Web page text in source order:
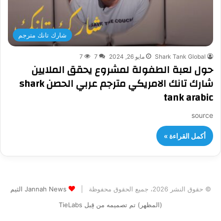
شارك تانك مترجم
Shark Tank Global مايو 26, 2024 7
7
حول لعبة الطفولة لمشروع يحقق الملايين
شارك تانك الامريكي مترجم عربي الحصن shark
tank arabic
source
أكمل القراءة »
© حقوق النشر 2026، جميع الحقوق محفوظة |
Jannah News الثيم
(المظهر) تم تصميمه من قِبل TieLabs